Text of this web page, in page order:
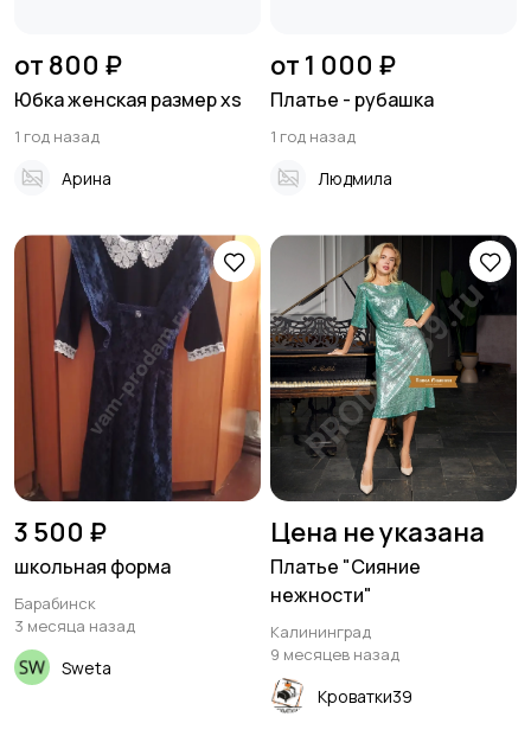
от 800 ₽
Юбка женская размер xs
1 год назад
Арина
от 1 000 ₽
Платье - рубашка
1 год назад
Людмила
3 500 ₽
школьная форма
Барабинск
3 месяца назад
Sweta
Цена не указана
Платье "Сияние
нежности"
Калининград
9 месяцев назад
Кроватки39